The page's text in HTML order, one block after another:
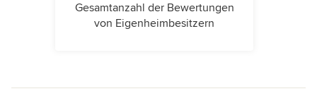
Gesamtanzahl der Bewertungen
von Eigenheimbesitzern